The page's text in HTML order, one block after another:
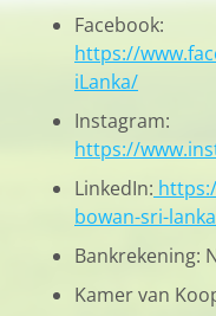
Facebook:
https://
iLanka/
Instagram:
https://
LinkedIn:
bowan-sri-
Bankrekening:
Kamer van